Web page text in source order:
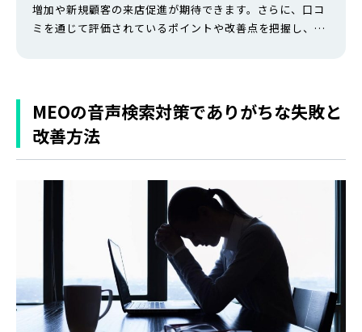
増加や新規顧客の来店促進が期待できます。さらに、口コ
ミを通じて評価されているポイントや改善点を把握し、サ
では、Googleの口コミ返信のメリットや評価を高めるポ
イントを解説し、具体的な…
MEOの音声検索対策でありがちな失敗と
改善方法